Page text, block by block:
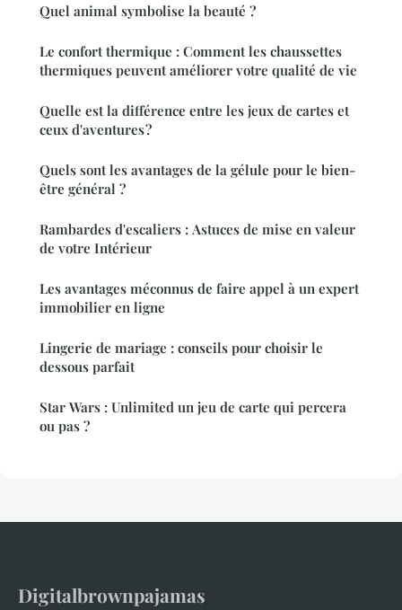
Quel animal symbolise la beauté ?
Le confort thermique : Comment les chaussettes
thermiques peuvent améliorer votre qualité de vie
Quelle est la différence entre les jeux de cartes et
ceux d'aventures ?
Quels sont les avantages de la gélule pour le bien-
être général ?
Rambardes d'escaliers : Astuces de mise en valeur
de votre Intérieur
Les avantages méconnus de faire appel à un expert
immobilier en ligne
Lingerie de mariage : conseils pour choisir le
dessous parfait
Star Wars : Unlimited un jeu de carte qui percera
ou pas ?
Digitalbrownpajamas